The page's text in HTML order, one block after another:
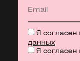
Я согласен
данных
Я согласен